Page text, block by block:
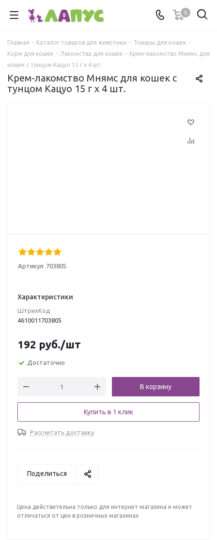
0
Главная - Каталог товаров для животных - Товары для кошек -
Корм для кошек - Лакомства для кошек - Крем-лакомство Мнямс для
кошек с тунцом Кацуо 15 г х 4 шт.
Крем-лакомство Мнямс для кошек с
тунцом Кацуо 15 г х 4 шт.
Артикул: 703805
Характеристики
ШтрихКод
4610011703805
192 руб./шт
Достаточно
В корзину
Купить в 1 клик
Рассчитать доставку
Поделиться
Цена действительна только для интернет-магазина и может
отличаться от цен в розничных магазинах